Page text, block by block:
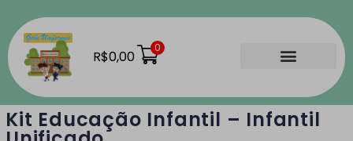
R$0,00 0
Kit Educação Infantil – Infantil